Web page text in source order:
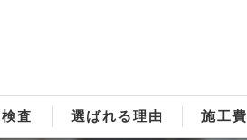
査 選ばれる理由 施工